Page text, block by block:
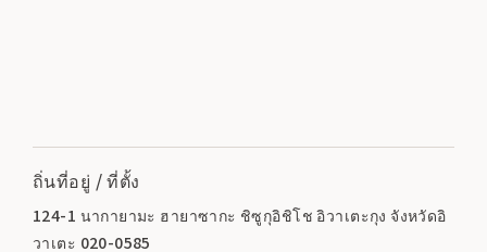
ถิ่นที่อยู่ / ที่ตั้ง
124-1 นากายามะ ฮายาซากะ ชิซูกุอิชิโช อิวาเตะกุง จังหวัดอิ
วาเตะ 020-0585